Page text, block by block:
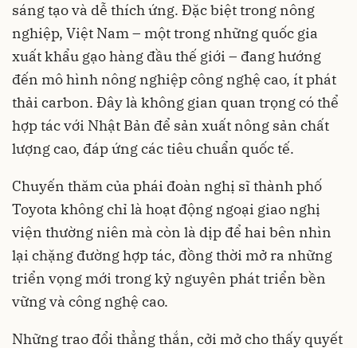
sáng tạo và dễ thích ứng. Đặc biệt trong nông
nghiệp, Việt Nam – một trong những quốc gia
xuất khẩu gạo hàng đầu thế giới – đang hướng
đến mô hình nông nghiệp công nghệ cao, ít phát
thải carbon. Đây là không gian quan trọng có thể
hợp tác với Nhật Bản để sản xuất nông sản chất
lượng cao, đáp ứng các tiêu chuẩn quốc tế.
Chuyến thăm của phái đoàn nghị sĩ thành phố
Toyota không chỉ là hoạt động ngoại giao nghị
viện thường niên mà còn là dịp để hai bên nhìn
lại chặng đường hợp tác, đồng thời mở ra những
triển vọng mới trong kỷ nguyên phát triển bền
vững và công nghệ cao.
Những trao đổi thẳng thắn, cởi mở cho thấy quyết